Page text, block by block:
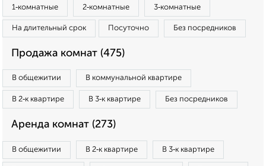
1‑комнатные 2‑комнатные 3‑комнатные
На длительный срок Посуточно Без посредников
Продажа комнат (475)
В общежитии В коммунальной квартире
В 2‑к квартире В 3‑к квартире Без посредников
Аренда комнат (273)
В общежитии В 2‑к квартире В 3‑к квартире